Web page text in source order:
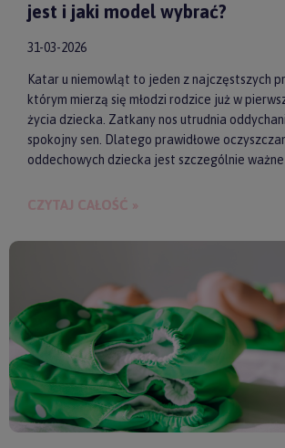
jest i jaki model wybrać?
31-03-2026
Katar u niemowląt to jeden z najczęstszych
którym mierzą się młodzi rodzice już w
życia dziecka. Zatkany nos utrudnia
spokojny sen. Dlatego prawidłowe
oddechowych dziecka jest szczególnie
skutecznych akcesoriów wspierających
szybko i delikatnie usunąć zalegającą
CZYTAJ CAŁOŚĆ »